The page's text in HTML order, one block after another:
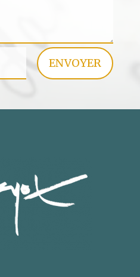
ENVOYER